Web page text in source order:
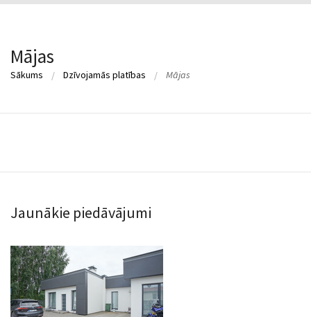
Mājas
Sākums Dzīvojamās platības Mājas
Jaunākie piedāvājumi